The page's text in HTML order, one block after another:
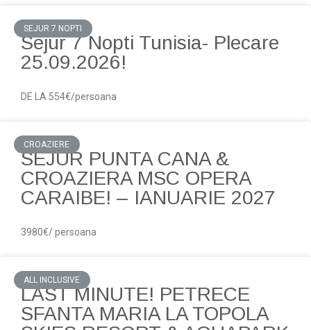
SEJUR 7 NOPTI
Sejur 7 Nopti Tunisia- Plecare
25.09.2026!
DE LA 554€/persoana
CROAZIERE
SEJUR PUNTA CANA &
CROAZIERA MSC OPERA
CARAIBE! – IANUARIE 2027
3980€/ persoana
ALL INCLUSIVE
LAST MINUTE! PETRECE
SFANTA MARIA LA TOPOLA